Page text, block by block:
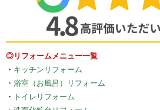
◎リフォームメニュー一覧
・ キッチンリフォーム
・ 浴室（お風呂）リフォーム
・ トイレリフォーム